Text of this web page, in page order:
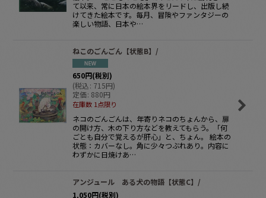
て以来、常に日本の絵本界をリードし、出版し続
けてきた絵本です。毎月、冒険やファンタジーの
楽しい物語、日本や…
ねこのごんごん【状態B】/
650円(税別)
(税込: 715円)
定価: 880円
在庫数 1点限り
ネコのごんごんは、年寄りネコのちょんから、扉
の開け方、木の下り方などを教えてもらう。「何
ごとも自分で覚えるが肝心」と、ちょん。 絵本の
状態：カバーなし。角に少々つぶれあり。内容に
わずかに日焼けあ…
アンジュール ある犬の物語【状態C】/
1,050円(税別)